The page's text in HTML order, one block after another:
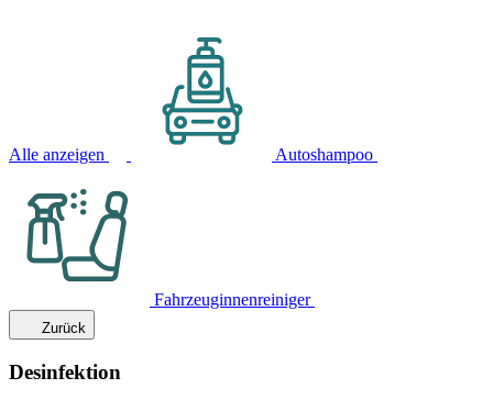
Alle anzeigen Autoshampoo
Fahrzeuginnenreiniger
Zurück
Desinfektion